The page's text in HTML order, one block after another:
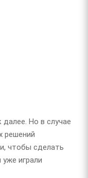
Но в случае
решений
чтобы сделать
играли